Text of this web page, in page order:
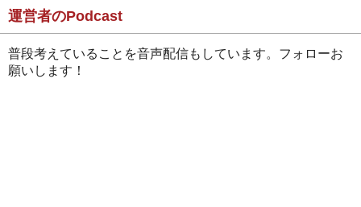
運営者のPodcast
普段考えていることを音声配信もしています。フォローお
願いします！